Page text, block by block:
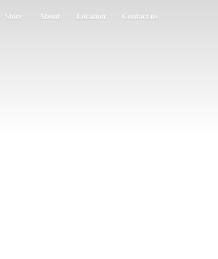
Store About Location Contact us